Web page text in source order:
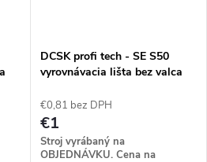
DCSK profi tech - SE S50
vyrovnávacia lišta bez valca
€0,81 bez DPH
€1
Stroj vyrábaný na
OBJEDNÁVKU. Cena na